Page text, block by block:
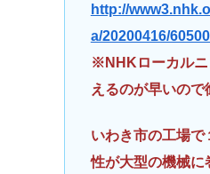
http://
a/20200416/
※NHKローカルニ
えるのが早いので
いわき市の工場で
性が大型の機械に